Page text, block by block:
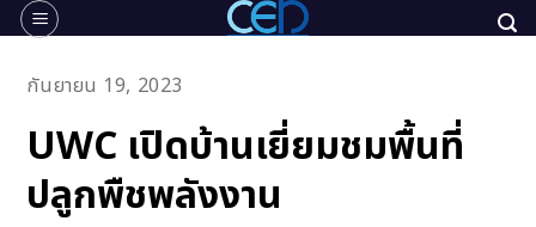
Skip
to
contentกันยายน 19, 2023
UWC เปิดบ้านเยี่ยมชมพื้นที่
ปลูกพืชพลังงาน